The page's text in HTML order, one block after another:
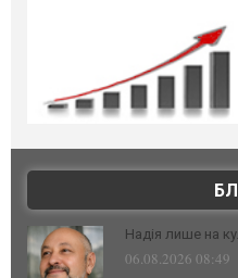
Надія лише на
06.08.2026 08:49